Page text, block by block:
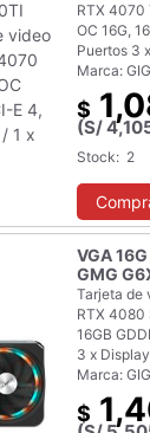
RTX 4070
OC 16G,
Puertos 3
Marca:
$
(S/
Stock: 2
VGA
GMG
Tarjeta de
RTX 4080
16GB
3 x
Marca:
$